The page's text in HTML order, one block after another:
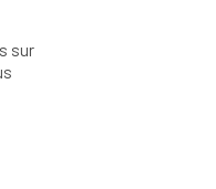
sur